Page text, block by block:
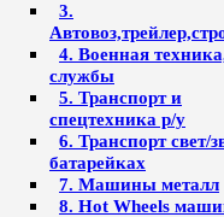
3.
4. Военная
службы
5. Транспорт и
спецтехника р/у
6. Транспорт свет/
батарейках
7. Машины металл
8. Hot Wheels